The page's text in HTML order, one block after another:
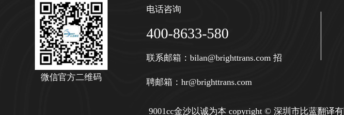
微信官方二维码
电话咨询
400-8633-580
联系邮箱： bilan@brighttrans.com 招
聘邮箱： hr@brighttrans.com
9001cc金沙以诚为本 copyright © 深圳市比蓝翻译有